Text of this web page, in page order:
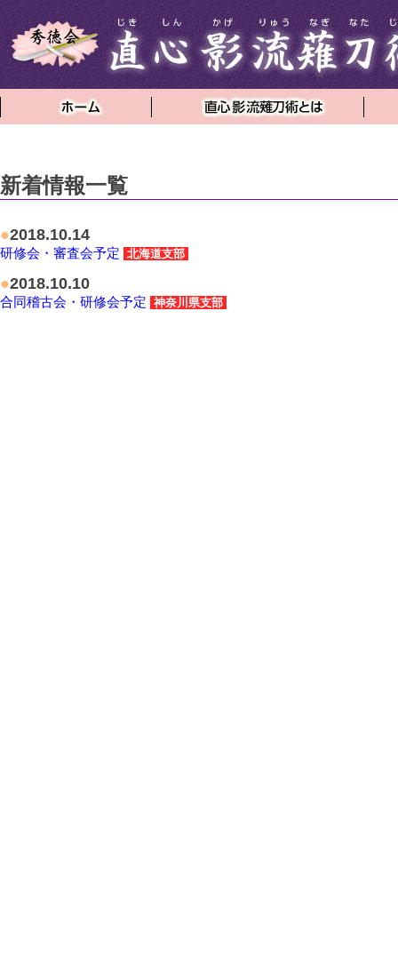
新着情報一覧
●2018.10.14
研修会・審査会予定 北海道支部
●2018.10.10
合同稽古会・研修会予定 神奈川県支部